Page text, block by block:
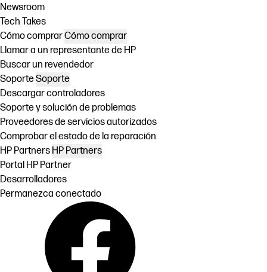
Newsroom
Tech Takes
Cómo comprarCómo comprar
Llamar a un representante de HP
Buscar un revendedor
SoporteSoporte
Descargar controladores
Soporte y solución de problemas
Proveedores de servicios autorizados
Comprobar el estado de la reparación
HP Partners HP Partners
Portal HP Partner
Desarrolladores
Permanezca conectado